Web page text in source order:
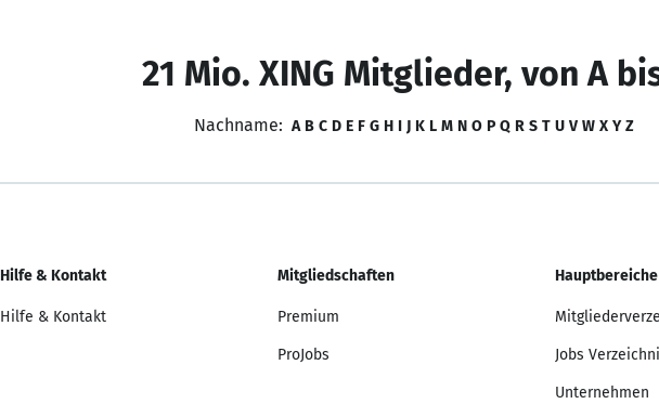
21 Mio. XING Mitglieder, von A
Nachname: A B C D E F G H I J K L M N O P Q R S T U V W X Y Z
Hilfe & Kontakt
Hilfe & Kontakt
Mitgliedschaften
Premium
ProJobs
Hauptbereiche
Jobs
Unternehmen